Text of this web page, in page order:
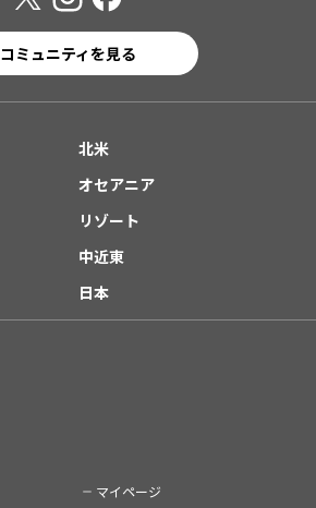
コミュニティを見る
北米
オセアニア
リゾート
中近東
日本
マイページ